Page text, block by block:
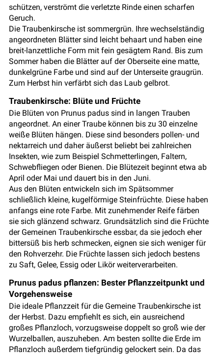
schützen, verströmt die verletzte Rinde einen scharfen
Geruch.
Die Traubenkirsche ist sommergrün. Ihre wechselständig
angeordneten Blätter sind leicht behaart und haben eine
breit-lanzettliche Form mit fein gesägtem Rand. Bis zum
Sommer haben die Blätter auf der Oberseite eine matte,
dunkelgrüne Farbe und sind auf der Unterseite graugrün.
Zum Herbst hin verfärbt sich das Laub gelbrot.
Traubenkirsche: Blüte und Früchte
Die Blüten von Prunus padus sind in langen Trauben
angeordnet. An einer Traube können bis zu 30 einzelne
weiße Blüten hängen. Diese sind besonders pollen- und
nektarreich und daher äußerst beliebt bei zahlreichen
Insekten, wie zum Beispiel Schmetterlingen, Faltern,
Schwebfliegen oder Bienen. Die Blütezeit beginnt etwa ab
April oder Mai und dauert bis in den Juni.
Aus den Blüten entwickeln sich im Spätsommer
schließlich kleine, kugelförmige Steinfrüchte. Diese haben
anfangs eine rote Farbe. Mit zunehmender Reife färben
sie sich glänzend schwarz. Grundsätzlich sind die Früchte
der Gemeinen Traubenkirsche essbar, da sie jedoch eher
bittersüß bis herb schmecken, eignen sie sich weniger für
den Rohverzehr. Die Früchte lassen sich jedoch bestens
zu Saft, Gelee, Essig oder Likör weiterverarbeiten.
Prunus padus pflanzen: Bester Pflanzzeitpunkt und
Vorgehensweise
Die ideale Pflanzzeit für die Gemeine Traubenkirsche ist
der Herbst. Dazu empfiehlt es sich, ein ausreichend
großes Pflanzloch, vorzugsweise doppelt so groß wie der
Wurzelballen, auszuheben. Am besten sollte die Erde im
Pflanzloch außerdem tiefgründig gelockert sein. Da das